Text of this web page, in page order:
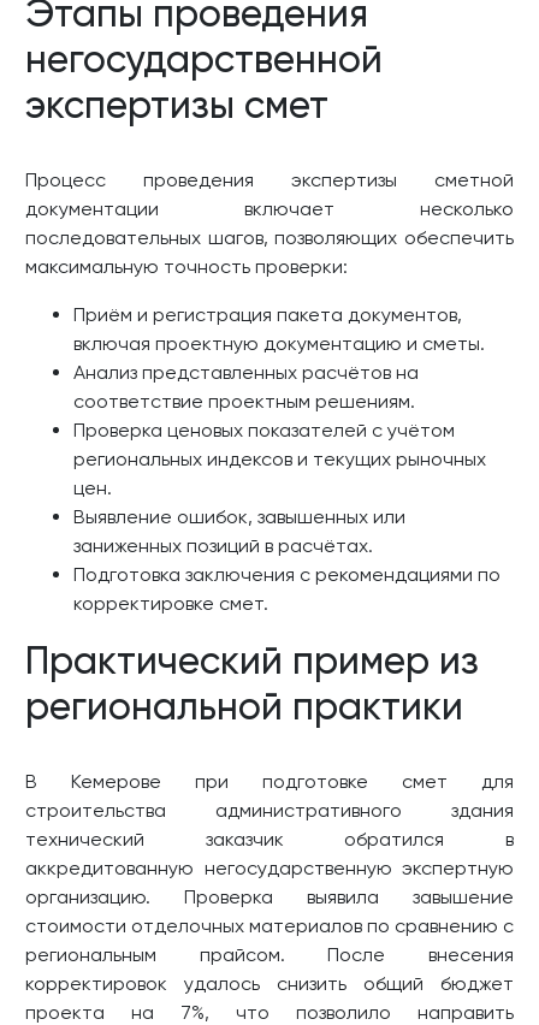
Этапы проведения
негосударственной
экспертизы смет
Процесс проведения экспертизы сметной
документации включает несколько
последовательных шагов, позволяющих обеспечить
максимальную точность проверки:
Приём и регистрация пакета документов,
включая проектную документацию и сметы.
Анализ представленных расчётов на
соответствие проектным решениям.
Проверка ценовых показателей с учётом
региональных индексов и текущих рыночных
цен.
Выявление ошибок, завышенных или
заниженных позиций в расчётах.
Подготовка заключения с рекомендациями по
корректировке смет.
Практический пример из
региональной практики
В Кемерове при подготовке смет для
строительства административного здания
технический заказчик обратился в
аккредитованную негосударственную экспертную
организацию. Проверка выявила завышение
стоимости отделочных материалов по сравнению с
региональным прайсом. После внесения
корректировок удалось снизить общий бюджет
проекта на 7%, что позволило направить